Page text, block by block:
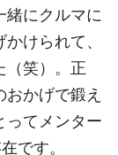
にクルマに
けられて、
（笑）。正
かげで鍛え
ってメンター
です。